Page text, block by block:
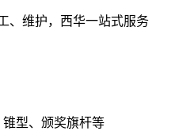
、维护，西华一站式服务
型、颁奖旗杆等